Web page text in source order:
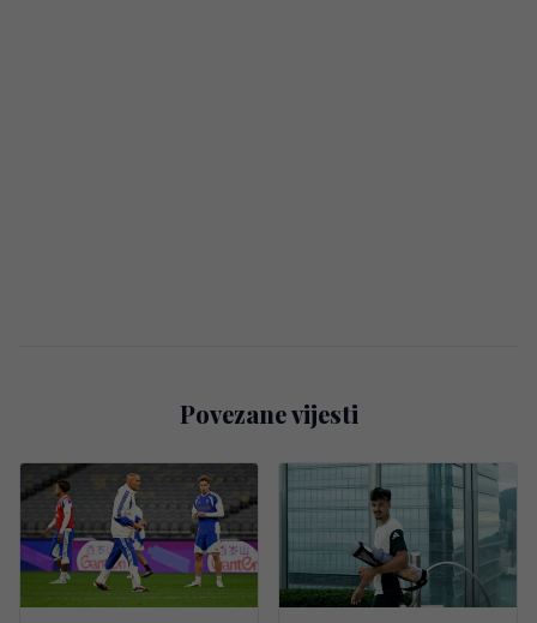
Povezane vijesti